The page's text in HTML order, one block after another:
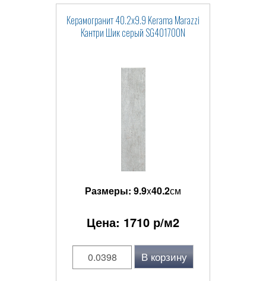
Керамогранит 40.2x9.9 Kerama Marazzi
Кантри Шик серый SG401700N
Размеры: 9.9x40.2см
Цена: 1710 р/м2
В корзину